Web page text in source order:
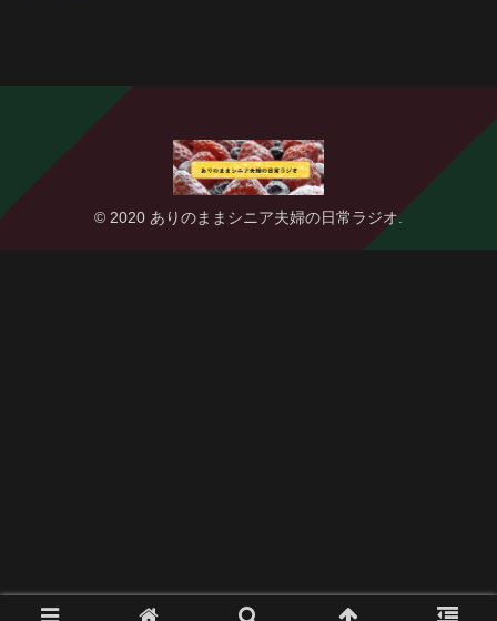
© 2020 ありのままシニア夫婦の日常ラジオ.